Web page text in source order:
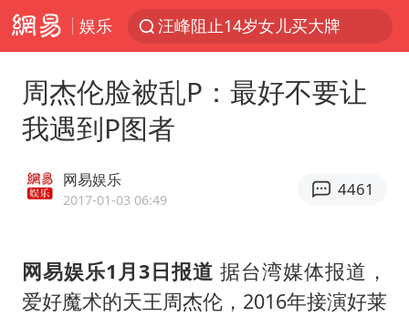
娱乐
汪峰阻止14岁女儿买大牌
带薪错峰休假通知引争议 河南回应
女孩摆摊卖菌子时收到北大通知书
周杰伦脸被乱P：最好不要让
我遇到P图者
网易娱乐
2017-01-03 06:49
4461
网易娱乐1月3日报道 据台湾媒体报道，
爱好魔术的天王周杰伦，2016年接演好莱